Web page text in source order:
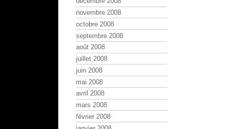
novembre 2008
octobre 2008
septembre 2008
août 2008
juillet 2008
juin 2008
mai 2008
avril 2008
mars 2008
février 2008